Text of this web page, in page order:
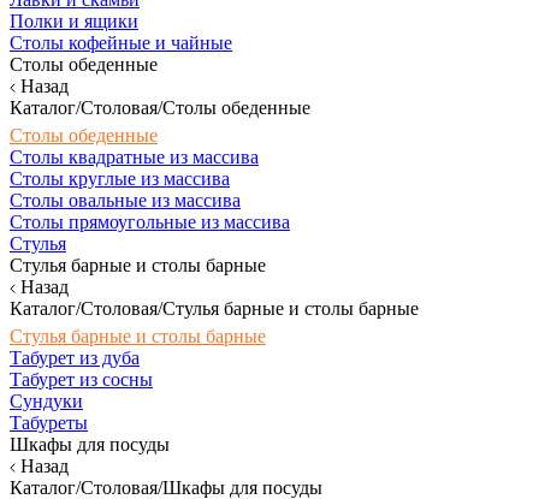
Полки и ящики
Столы кофейные и чайные
Столы обеденные
Назад
Каталог/Столовая/Столы обеденные
Столы обеденные
Столы квадратные из массива
Столы круглые из массива
Столы овальные из массива
Столы прямоугольные из массива
Стулья
Стулья барные и столы барные
Назад
Каталог/Столовая/Стулья барные и столы барные
Стулья барные и столы барные
Табурет из дуба
Табурет из сосны
Сундуки
Табуреты
Шкафы для посуды
Назад
Каталог/Столовая/Шкафы для посуды